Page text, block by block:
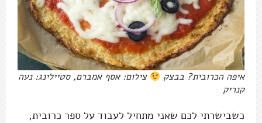
איפה הכרובית? בבצק
צילום: אסף אמברם, סטיילינג: נעה
קנריק
כשבישרתי לכם שאני מתחיל לעבוד על ספר כרובית,